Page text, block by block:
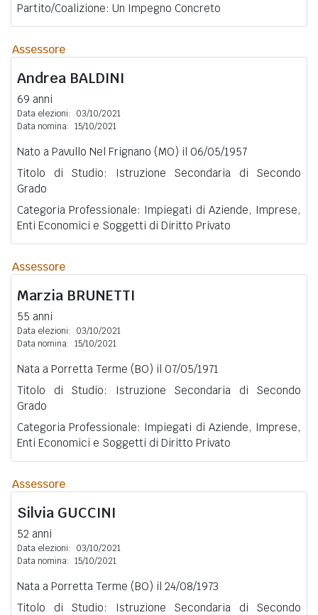
Partito/Coalizione: Un Impegno Concreto
Assessore
Andrea BALDINI
69 anni
Data elezioni:
03/10/2021
Data nomina: 15/10/2021
Nato a Pavullo Nel Frignano (MO) il 06/05/1957
Titolo di Studio: Istruzione Secondaria di Secondo
Grado
Categoria Professionale: Impiegati di Aziende, Imprese,
Enti Economici e Soggetti di Diritto Privato
Assessore
Marzia BRUNETTI
55 anni
Data elezioni:
03/10/2021
Data nomina: 15/10/2021
Nata a Porretta Terme (BO) il 07/05/1971
Titolo di Studio: Istruzione Secondaria di Secondo
Grado
Categoria Professionale: Impiegati di Aziende, Imprese,
Enti Economici e Soggetti di Diritto Privato
Assessore
Silvia GUCCINI
52 anni
Data elezioni:
03/10/2021
Data nomina: 15/10/2021
Nata a Porretta Terme (BO) il 24/08/1973
Titolo di Studio: Istruzione Secondaria di Secondo